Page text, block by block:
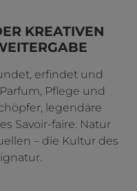
KREATIVEN
erfindet und
Pflege und
legendäre
Savoir-faire. Natur
– die Kultur des